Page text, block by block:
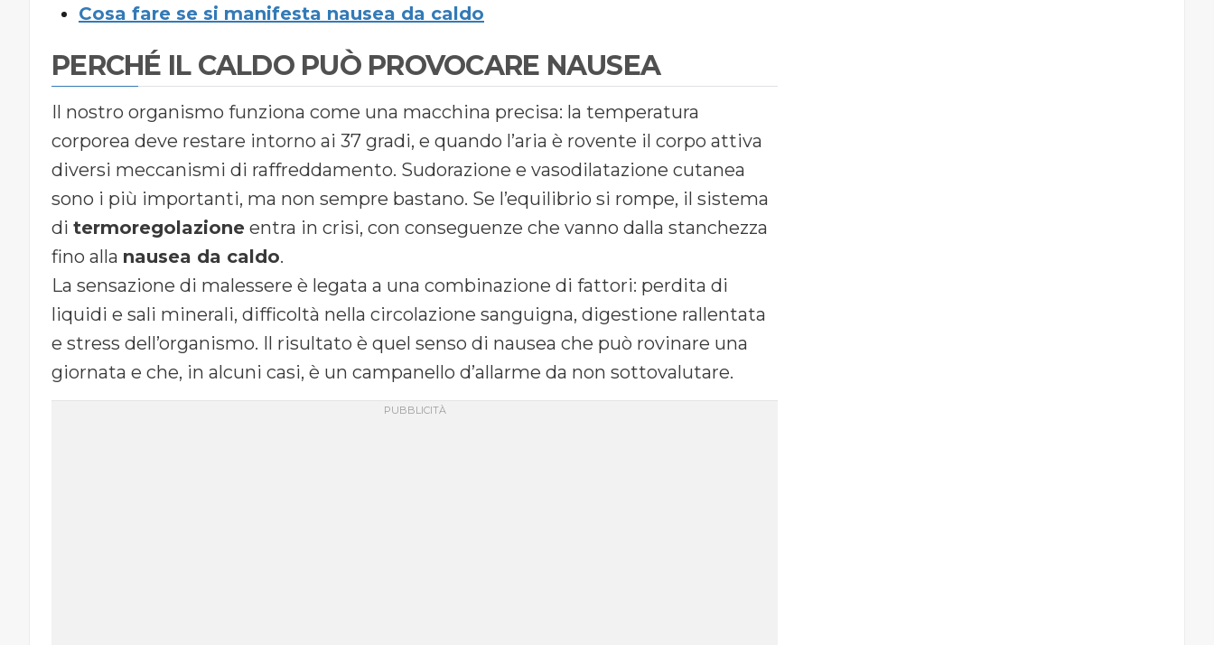
Cosa fare se si manifesta nausea da caldo
PERCHÉ IL CALDO PUÒ PROVOCARE NAUSEA
Il nostro organismo funziona come una macchina precisa: la temperatura
corporea deve restare intorno ai 37 gradi, e quando l’aria è rovente il corpo attiva
diversi meccanismi di raffreddamento. Sudorazione e vasodilatazione cutanea
sono i più importanti, ma non sempre bastano. Se l’equilibrio si rompe, il sistema
di termoregolazione entra in crisi, con conseguenze che vanno dalla stanchezza
fino alla nausea da caldo.
La sensazione di malessere è legata a una combinazione di fattori: perdita di
liquidi e sali minerali, difficoltà nella circolazione sanguigna, digestione rallentata
e stress dell’organismo. Il risultato è quel senso di nausea che può rovinare una
giornata e che, in alcuni casi, è un campanello d’allarme da non sottovalutare.